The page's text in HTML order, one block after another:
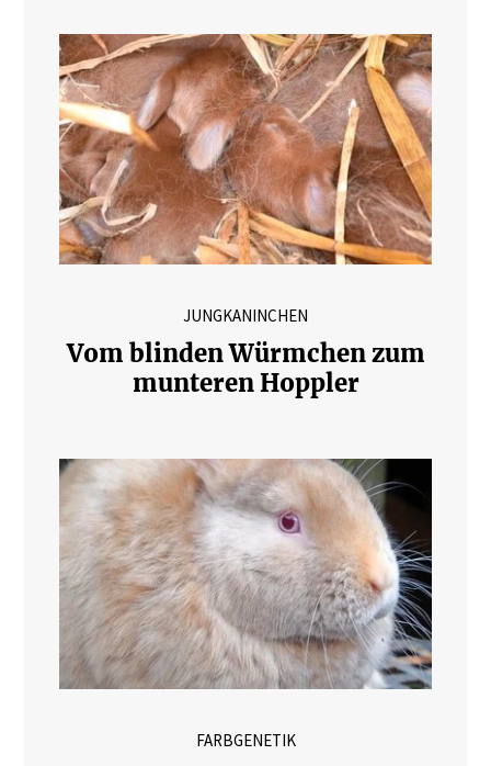
JUNGKANINCHEN
Vom blinden Würmchen zum
munteren Hoppler
FARBGENETIK